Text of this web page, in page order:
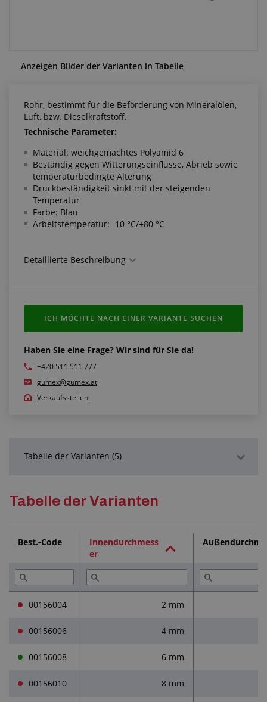
Über uns
Anzeigen Bilder der Varianten in Tabelle
Rohr, bestimmt für die Beförderung von Mineralölen,
Luft, bzw. Dieselkraftstoff.
Technische Parameter:
Material: weichgemachtes Polyamid 6
Beständig gegen Witterungseinflüsse, Abrieb sowie
temperaturbedingte Alterung
Druckbeständigkeit sinkt mit der steigenden
Temperatur
Farbe: Blau
Arbeitstemperatur: -10 °C/+80 °C
Detaillierte Beschreibung
Haben Sie eine Frage? Wir sind für Sie da!
+420 511 511 777
gumex@gumex.at
Verkaufsstellen
ICH MÖCHTE NACH EINER VARIANTE SUCHEN
Tabelle der Varianten (5)
Lesen Sie (3)
Tabelle der Varianten
Best.-Code
Innendurchmess
er
00156004 2 mm
00156006 4 mm
00156008 6 mm
00156010 8 mm